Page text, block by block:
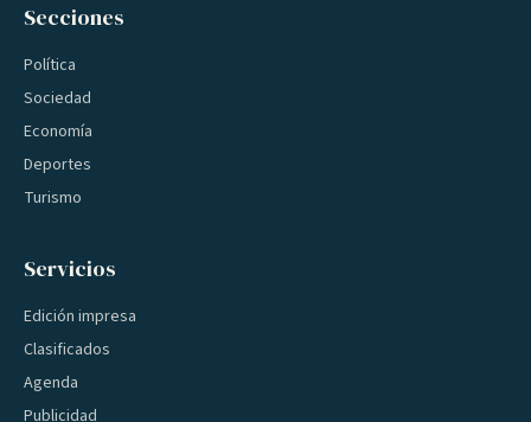
Secciones
Política
Sociedad
Economía
Deportes
Turismo
Servicios
Edición impresa
Clasificados
Agenda
Publicidad